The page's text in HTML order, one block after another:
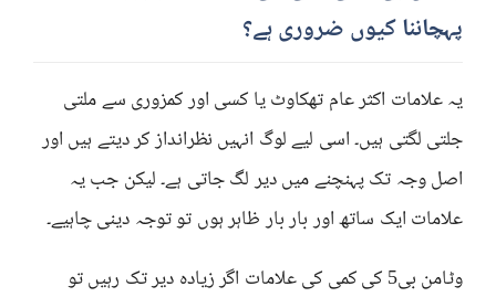
پہچاننا کیوں ضروری ہے؟
یہ علامات اکثر عام تھکاوٹ یا کسی اور کمزوری سے ملتی
جلتی لگتی ہیں۔ اسی لیے لوگ انہیں نظرانداز کر دیتے ہیں اور
اصل وجہ تک پہنچنے میں دیر لگ جاتی ہے۔ لیکن جب یہ
علامات ایک ساتھ اور بار بار ظاہر ہوں تو توجہ دینی چاہیے۔
وٹامن بی5 کی کمی کی علامات اگر زیادہ دیر تک رہیں تو